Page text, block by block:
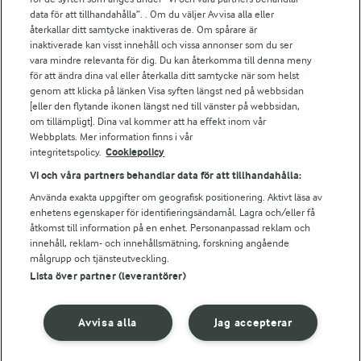
För ägare
Arlas kundportal
Arla.com
Falbygdens Ost
Arla webbshop
Bildbank
Följ oss
© 2026 Arla Foods
data för att tillhandahålla”. . Om du väljer Avvisa alla eller
återkallar ditt samtycke inaktiveras de. Om spårare är
inaktiverade kan visst innehåll och vissa annonser som du ser
vara mindre relevanta för dig. Du kan återkomma till denna meny
för att ändra dina val eller återkalla ditt samtycke när som helst
genom att klicka på länken Visa syften längst ned på webbsidan
[eller den flytande ikonen längst ned till vänster på webbsidan,
om tillämpligt]. Dina val kommer att ha effekt inom vår
Webbplats. Mer information finns i vår
integritetspolicy. Cookiepolicy
Vi och våra partners behandlar data för att tillhandahålla:
Använda exakta uppgifter om geografisk positionering. Aktivt läsa av
enhetens egenskaper för identifieringsändamål. Lagra och/eller få
åtkomst till information på en enhet. Personanpassad reklam och
innehåll, reklam- och innehållsmätning, forskning angående
målgrupp och tjänsteutveckling.
Lista över partner (leverantörer)
Jag accepterar
Avvisa alla